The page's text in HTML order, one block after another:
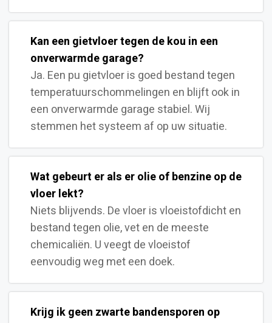
Kan een gietvloer tegen de kou in een
onverwarmde garage?
Ja. Een pu gietvloer is goed bestand tegen
temperatuurschommelingen en blijft ook in
een onverwarmde garage stabiel. Wij
stemmen het systeem af op uw situatie.
Wat gebeurt er als er olie of benzine op de
vloer lekt?
Niets blijvends. De vloer is vloeistofdicht en
bestand tegen olie, vet en de meeste
chemicaliën. U veegt de vloeistof
eenvoudig weg met een doek.
Krijg ik geen zwarte bandensporen op